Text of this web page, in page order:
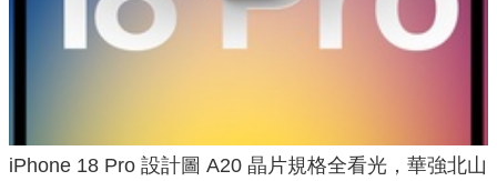
iPhone 18 Pro 設計圖 A20 晶片規格全看光，華強北山